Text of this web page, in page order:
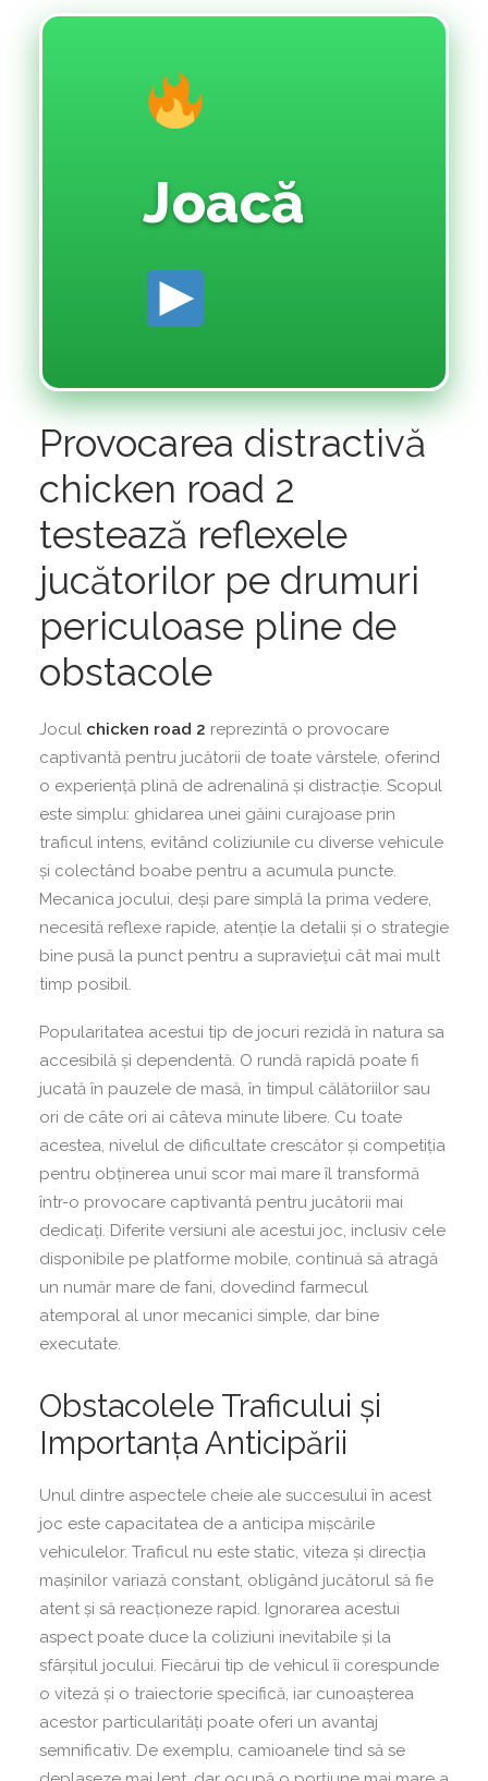
Joacă
Provocarea distractivă
chicken road 2
testează reflexele
jucătorilor pe drumuri
periculoase pline de
obstacole
Jocul chicken road 2 reprezintă o provocare
captivantă pentru jucătorii de toate vârstele, oferind
o experiență plină de adrenalină și distracție. Scopul
este simplu: ghidarea unei găini curajoase prin
traficul intens, evitând coliziunile cu diverse vehicule
și colectând boabe pentru a acumula puncte.
Mecanica jocului, deși pare simplă la prima vedere,
necesită reflexe rapide, atenție la detalii și o strategie
bine pusă la punct pentru a supraviețui cât mai mult
timp posibil.
Popularitatea acestui tip de jocuri rezidă în natura sa
accesibilă și dependentă. O rundă rapidă poate fi
jucată în pauzele de masă, în timpul călătoriilor sau
ori de câte ori ai câteva minute libere. Cu toate
acestea, nivelul de dificultate crescător și competiția
pentru obținerea unui scor mai mare îl transformă
într-o provocare captivantă pentru jucătorii mai
dedicați. Diferite versiuni ale acestui joc, inclusiv cele
disponibile pe platforme mobile, continuă să atragă
un număr mare de fani, dovedind farmecul
atemporal al unor mecanici simple, dar bine
executate.
Obstacolele Traficului și
Importanța Anticipării
Unul dintre aspectele cheie ale succesului în acest
joc este capacitatea de a anticipa mișcările
vehiculelor. Traficul nu este static, viteza și direcția
mașinilor variază constant, obligând jucătorul să fie
atent și să reacționeze rapid. Ignorarea acestui
aspect poate duce la coliziuni inevitabile și la
sfârșitul jocului. Fiecărui tip de vehicul îi corespunde
o viteză și o traiectorie specifică, iar cunoașterea
acestor particularități poate oferi un avantaj
semnificativ. De exemplu, camioanele tind să se